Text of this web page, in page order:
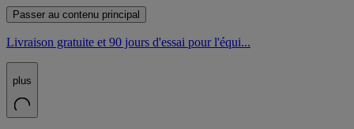
Passer au contenu principal
Livraison gratuite et 90 jours d'essai pour l'équi...
plus